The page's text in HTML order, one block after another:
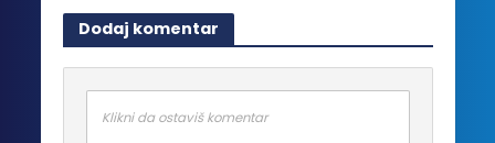
više
varijanti.
Opcije
mogu
biti
Dodaj komentar
Klikni da ostaviš komentar